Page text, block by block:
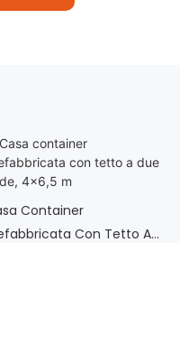
Container
Con Tetto A